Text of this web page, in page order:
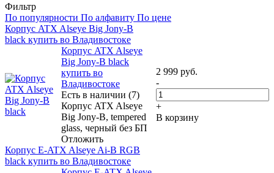
Фильтр
По популярности По алфавиту По цене
Корпус ATX Alseye Big Jony-B
black купить во Владивостоке
Корпус ATX Alseye
Big Jony-B black
купить во
Владивостоке
Есть в наличии (7)
Корпус ATX Alseye
Big Jony-B, tempered
glass, черный без БП
Отложить
2 999 руб.
-
+
В корзину
Корпус E-ATX Alseye Ai-B RGB
black купить во Владивостоке